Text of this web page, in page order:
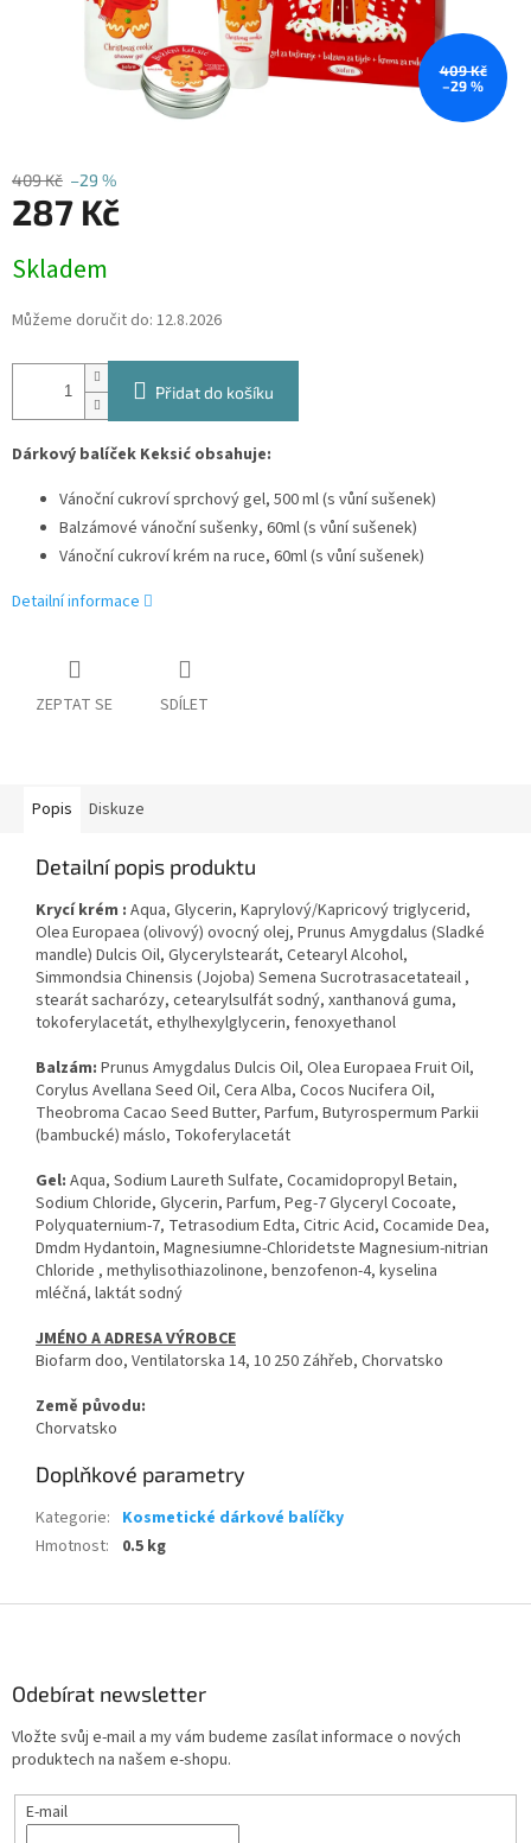
409 Kč
–29 %
409 Kč –29 %
287 Kč
cena:
Skladem
Můžeme doručit do: 12.8.2026
Přidat do košíku
Dárkový balíček Keksić obsahuje:
Vánoční cukroví sprchový gel, 500 ml (s vůní sušenek)
Balzámové vánoční sušenky, 60ml (s vůní sušenek)
Vánoční cukroví krém na ruce, 60ml (s vůní sušenek)
Detailní informace
ZEPTAT SE SDÍLET
Popis Diskuze
Detailní popis produktu
Krycí krém : Aqua, Glycerin, Kaprylový/Kapricový triglycerid,
Olea Europaea (olivový) ovocný olej, Prunus Amygdalus (Sladké
mandle) Dulcis Oil, Glycerylstearát, Cetearyl Alcohol,
Simmondsia Chinensis (Jojoba) Semena Sucrotrasacetateail ,
stearát sacharózy, cetearylsulfát sodný, xanthanová guma,
tokoferylacetát, ethylhexylglycerin, fenoxyethanol
Balzám: Prunus Amygdalus Dulcis Oil, Olea Europaea Fruit Oil,
Corylus Avellana Seed Oil, Cera Alba, Cocos Nucifera Oil,
Theobroma Cacao Seed Butter, Parfum, Butyrospermum Parkii
(bambucké) máslo, Tokoferylacetát
Gel: Aqua, Sodium Laureth Sulfate, Cocamidopropyl Betain,
Sodium Chloride, Glycerin, Parfum, Peg-7 Glyceryl Cocoate,
Polyquaternium-7, Tetrasodium Edta, Citric Acid, Cocamide Dea,
Dmdm Hydantoin, Magnesiumne-Chloridetste Magnesium-nitrian
Chloride , methylisothiazolinone, benzofenon-4, kyselina
mléčná, laktát sodný
JMÉNO A ADRESA VÝROBCE
Biofarm doo, Ventilatorska 14, 10 250 Záhřeb, Chorvatsko
Země původu:
Chorvatsko
Doplňkové parametry
Kategorie: Kosmetické dárkové balíčky
Hmotnost: 0.5 kg
Odebírat newsletter
Vložte svůj e-mail a my vám budeme zasílat informace o nových
produktech na našem e-shopu.
E-mail